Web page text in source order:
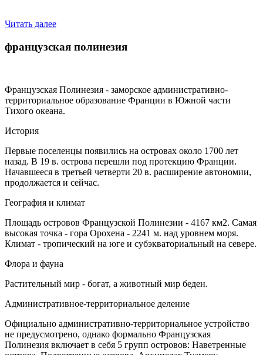
Читать далее
французская полинезия
Французская Полинезия - заморское административно-
территориальное образование Франции в Южной части
Тихого океана.
История
Первые поселенцы появились на островах около 1700 лет
назад. В 19 в. острова перешли под протекцию Франции.
Начавшееся в третьей четверти 20 в. расширение автономии,
продолжается и сейчас.
География и климат
Площадь островов Французской Полинезии - 4167 км2. Самая
высокая точка - гора Орохена - 2241 м. над уровнем моря.
Климат - тропический на юге и субэкваториальный на севере.
Флора и фауна
Растительный мир - богат, а животный мир беден.
Административное-территориальное деление
Официально административно-территориальное устройство
не предусмотрено, однако формально Французская
Полинезия включает в себя 5 групп островов: Наветренные